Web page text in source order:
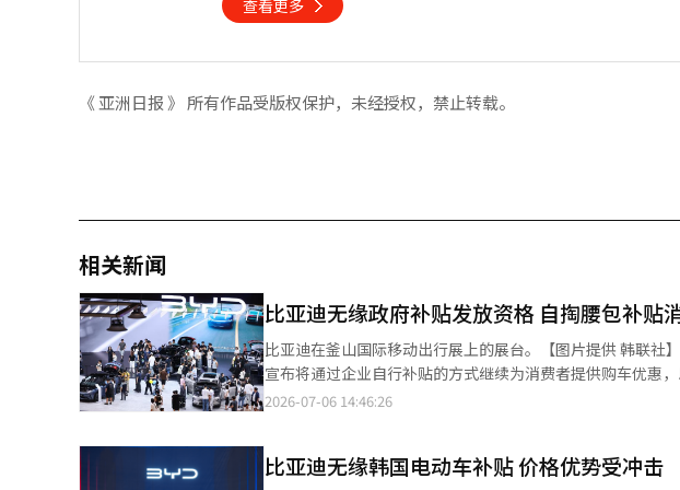
查看更多
《 亚洲日报 》 所有作品受版权保护，未经授权，禁止转载。
相关新闻
比亚迪无缘政府补贴发放资格 自掏腰包补贴
比亚迪在釜山国际移动出行展上的展台。【图片提供 韩联社】 在落选韩国政府电动车购车补贴发放对象后，比亚迪
宣布将通过企业自行补贴的方式继续为消费者提供购车优惠，以减少政府
亚迪韩国将于本月实施“环保零排放汽车客户支持计划”，由
7）的消费者，可获得152万韩元（约合人民币6700元）的
2026-07-06 14:46:26
比亚迪无缘韩国电动车补贴 价格优势受冲击